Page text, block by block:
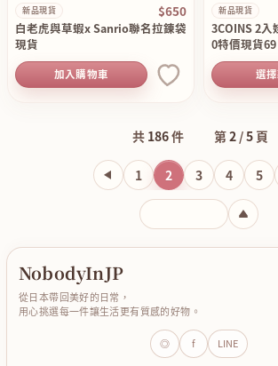
新品現貨 $650
白老虎與草蝦x Sanrio聯名拉錬袋
現貨
加入購物車
新品現貨
3COINS 2
0特價現貨69
選
共 186件 第2 /5 頁
1 2 3 4 5
輸入頁碼
NobodyInJP
從日本帶回美好的日常，
用心挑選每一件讓生活更有質感的好物。
◎ f LINE